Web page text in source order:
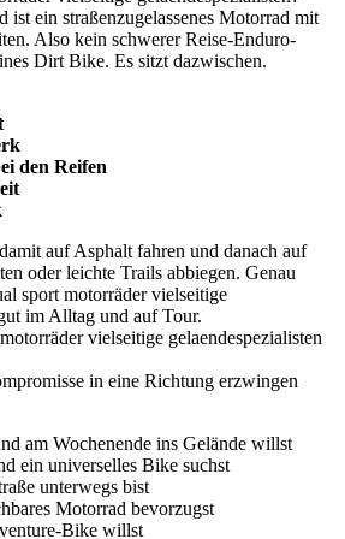
ein straßenzugelassenes Motorrad mit
Also kein schwerer Reise-Enduro-
Dirt Bike. Es sitzt dazwischen.
den Reifen
auf Asphalt fahren und danach auf
oder leichte Trails abbiegen. Genau
sport motorräder vielseitige
im Alltag und auf Tour.
vielseitige gelaendespezialisten
in eine Richtung erzwingen
am Wochenende ins Gelände willst
ein universelles Bike suchst
unterwegs bist
Motorrad bevorzugst
Bike willst